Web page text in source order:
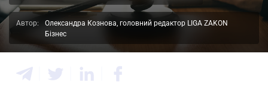
Автор:
Олександра Кознова, головний редактор LIGA ZAKON
Бізнес